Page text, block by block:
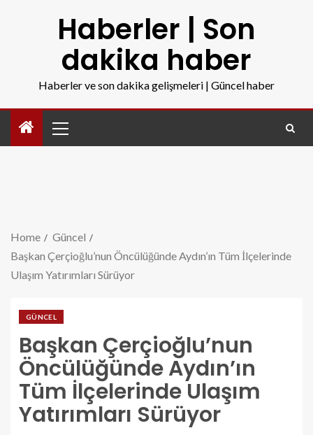
Haberler | Son
dakika haber
Haberler ve son dakika gelişmeleri | Güncel haber
Home
Güncel
Başkan Çerçioğlu’nun Öncülüğünde Aydın’ın Tüm İlçelerinde
Ulaşım Yatırımları Sürüyor
GÜNCEL
Başkan Çerçioğlu’nun
Öncülüğünde Aydın’ın
Tüm İlçelerinde Ulaşım
Yatırımları Sürüyor
baskan-cercioglunun-onculugunde-aydinin-tum-